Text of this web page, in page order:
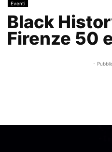
Eventi
Black
Firenze 50
-